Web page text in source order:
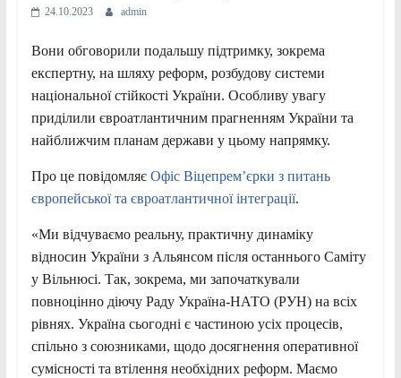
24.10.2023 admin
Вони обговорили подальшу підтримку, зокрема
експертну, на шляху реформ, розбудову системи
національної стійкості України. Особливу увагу
приділили євроатлантичним прагненням України та
найближчим планам держави у цьому напрямку.
Про це повідомляє Офіс Віцепрем’єрки з питань
європейської та євроатлантичної інтеграції.
«Ми відчуваємо реальну, практичну динаміку
відносин України з Альянсом після останнього Саміту
у Вільнюсі. Так, зокрема, ми започаткували
повноцінно діючу Раду Україна-НАТО (РУН) на всіх
рівнях. Україна сьогодні є частиною усіх процесів,
спільно з союзниками, щодо досягнення оперативної
сумісності та втілення необхідних реформ. Маємо